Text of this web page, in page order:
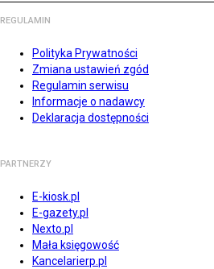
REGULAMIN
Polityka Prywatności
Zmiana ustawień zgód
Regulamin serwisu
Informacje o nadawcy
Deklaracja dostępności
PARTNERZY
E-kiosk.pl
E-gazety.pl
Nexto.pl
Mała księgowość
Kancelarierp.pl